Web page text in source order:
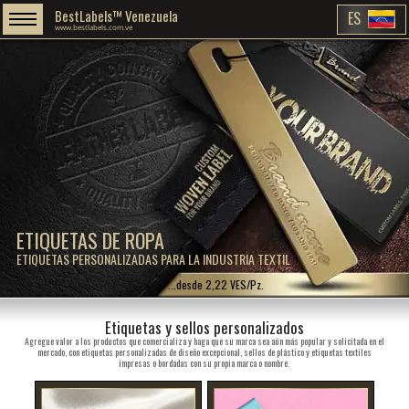
ETIQUETAS DE ROPA
ETIQUETAS PERSONALIZADAS PARA LA INDUSTRIA TEXTIL
BestLabels™ Venezuela
www.bestlabels.com.ve ES
...desde 2,22 VES/Pz.
Etiquetas y sellos personalizados
Agregue valor a los productos que comercializa y haga que su marca sea aún más popular y solicitada en el
mercado, con etiquetas personalizadas de diseño excepcional, sellos de plástico y etiquetas textiles
impresas o bordadas con su propia marca o nombre.